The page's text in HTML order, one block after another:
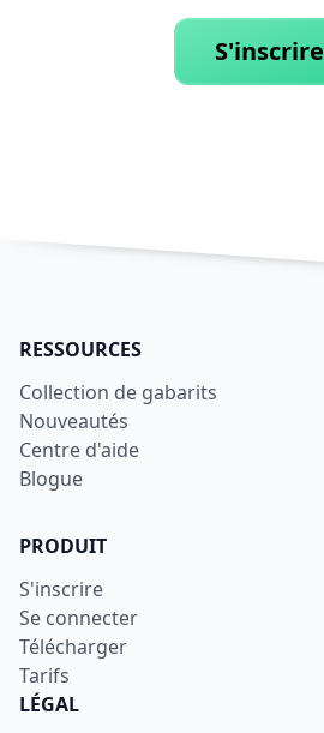
S'inscrire
RESSOURCES
Collection de gabarits
Nouveautés
Centre d'aide
Blogue
PRODUIT
S'inscrire
Se connecter
Télécharger
Tarifs
LÉGAL